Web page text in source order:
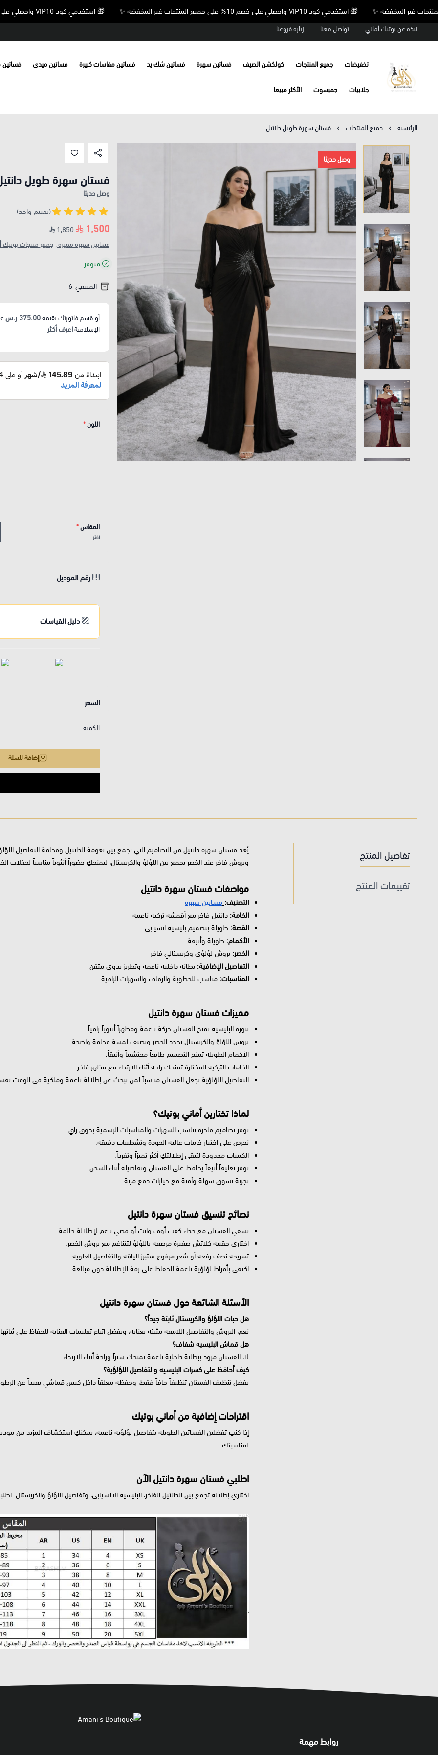
🎁 استخدمي كود VIP10 واحصلي على خصم 10% على جميع المنتجات غير المخفضة ✨ 🎁 استخدمي كود VIP10 واحصلي على خصم 10% على جميع المنتجات غير المخفضة ✨
نبذه عن بوتيك أماني تواصل معنا زياره فروعنا
Amani’s Boutique
تخفيضات جميع المنتجات كولكشن الصيف فساتين سهرة فساتين شك يد فساتين مقاسات كبيرة فساتين ميدي
جلابيات جمبسوت الأكثر مبيعا
الرئيسية جميع المنتجات فستان سهرة طويل دانتيل
وصل حديثا
فستان سهرة طويل
وصل حديثا
(تقييم واحد)
1,500
1,850
فساتين سهرة مميزة , جميع منتجات بوتيك
متوفر
المتبقي 6
أو قسم فاتورتك بقيمة375.00 ر.س
الإسلاميةاعرف أكثر
اللون*
المقاس*
اختر
رقم الموديل
دليل القياسات
السعر
الكمية
إضافة للسلة
تفاصيل المنتج
تقييمات المنتج
يُعد فستان سهرة دانتيل من التصاميم التي تجمع بين نعومة الدانتيل وفخامة التفاصيل
وبروش فاخر عند الخصر يجمع بين اللؤلؤ والكريستال، ليمنحكِ حضوراً أنثوياً مناسباً لحفلات
مواصفات فستان سهرة دانتيل
التصنيف: فساتين سهرة
الخامة: دانتيل فاخر مع أقمشة تركية ناعمة
القصة: طويلة بتصميم بليسيه انسيابي
الأكمام: طويلة وأنيقة
الخصر: بروش لؤلؤي وكريستالي فاخر
التفاصيل الإضافية: بطانة داخلية ناعمة وتطريز يدوي متقن
المناسبات: مناسب للخطوبة والزفاف والسهرات الراقية
مميزات فستان سهرة دانتيل
تنورة البليسيه تمنح الفستان حركة ناعمة ومظهراً أنثوياً راقياً.
بروش اللؤلؤ والكريستال يحدد الخصر ويضيف لمسة فخامة واضحة.
الأكمام الطويلة تمنح التصميم طابعاً محتشماً وأنيقاً.
الخامات التركية المختارة تمنحكِ راحة أثناء الارتداء مع مظهر فاخر.
التفاصيل اللؤلؤية تجعل الفستان مناسباً لمن تبحث عن إطلالة ناعمة وملكية في الوقت
لماذا تختارين أماني بوتيك؟
نوفر تصاميم فاخرة تناسب السهرات والمناسبات الرسمية بذوق راقٍ.
نحرص على اختيار خامات عالية الجودة وتشطيبات دقيقة.
الكميات محدودة لتبقى إطلالتكِ أكثر تميزاً وتفرداً.
نوفر تغليفاً أنيقاً يحافظ على الفستان وتفاصيله أثناء الشحن.
تجربة تسوق سهلة وآمنة مع خيارات دفع مرنة.
نصائح تنسيق فستان سهرة دانتيل
نسقي الفستان مع حذاء كعب أوف وايت أو فضي ناعم لإطلالة حالمة.
اختاري حقيبة كلاتش صغيرة مرصعة باللؤلؤ لتتناغم مع بروش الخصر.
تسريحة نصف رفعة أو شعر مرفوع ستبرز الياقة والتفاصيل العلوية.
اكتفي بأقراط لؤلؤية ناعمة للحفاظ على رقة الإطلالة دون مبالغة.
الأسئلة الشائعة حول فستان سهرة دانتيل
هل حبات اللؤلؤ والكريستال ثابتة جيداً؟
نعم، البروش والتفاصيل اللامعة مثبتة بعناية، ويفضل اتباع تعليمات العناية للحفاظ على
هل قماش البليسيه شفاف؟
لا، الفستان مزود ببطانة داخلية ناعمة تمنحكِ ستراً وراحة أثناء الارتداء.
كيف أحافظ على كسرات البليسيه والتفاصيل اللؤلؤية؟
يفضل تنظيف الفستان تنظيفاً جافاً فقط، وحفظه معلقاً داخل كيس قماشي بعيداً عن
اقتراحات إضافية من أماني بوتيك
إذا كنتِ تفضلين الفساتين الطويلة بتفاصيل لؤلؤية ناعمة، يمكنكِ استكشاف المزيد من
لمناسبتكِ.
اطلبي فستان سهرة دانتيل الآن
اختاري إطلالة تجمع بين الدانتيل الفاخر، البليسيه الانسيابي، وتفاصيل اللؤلؤ
روابط مهمة